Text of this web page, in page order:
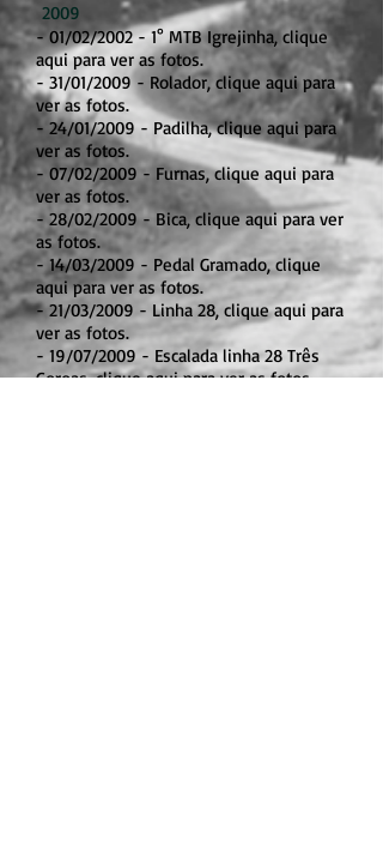
2009
- 01/02/2002 - 1° MTB Igrejinha, clique
aqui para ver as fotos.
- 31/01/2009 - Rolador, clique aqui para
ver as fotos.
- 24/01/2009 - Padilha, clique aqui para
ver as fotos.
- 07/02/2009 - Furnas, clique aqui para
ver as fotos.
- 28/02/2009 - Bica, clique aqui para ver
as fotos.
- 14/03/2009 - Pedal Gramado, clique
aqui para ver as fotos.
- 21/03/2009 - Linha 28, clique aqui para
ver as fotos.
- 19/07/2009 - Escalada linha 28 Três
Coroas, clique aqui para ver as fotos.